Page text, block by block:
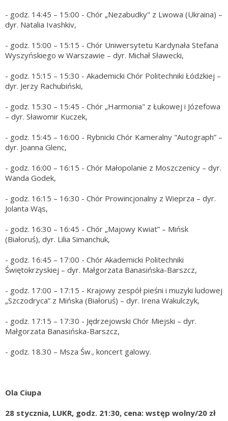
- godz. 14:45 – 15:00 - Chór „Nezabudky" z Lwowa (Ukraina) –
dyr. Natalia Ivashkiv,
- godz. 15:00 – 15:15 - Chór Uniwersytetu Kardynała Stefana
Wyszyńskiego w Warszawie – dyr. Michał Sławecki,
- godz. 15:15 – 15:30 - Akademicki Chór Politechniki Łódzkiej –
dyr. Jerzy Rachubiński,
- godz. 15:30 – 15:45 - Chór „Harmonia" z Łukowej i Józefowa
– dyr. Sławomir Kuczek,
- godz. 15:45 – 16:00 - Rybnicki Chór Kameralny "Autograph” –
dyr. Joanna Glenc,
- godz. 16:00 – 16:15 - Chór Małopolanie z Moszczenicy – dyr.
Wanda Godek,
- godz. 16:15 – 16:30 - Chór Prowincjonalny z Wieprza – dyr.
Jolanta Wąs,
- godz. 16:30 – 16:45 - Chór „Majowy Kwiat” – Mińsk
(Białoruś), dyr. Lilia Simanchuk,
- godz. 16:45 – 17:00 - Chór Akademicki Politechniki
Świętokrzyskiej – dyr. Małgorzata Banasińska-Barszcz,
- godz. 17:00 – 17:15 - Krajowy zespół pieśni i muzyki ludowej
„Szczodryca” z Mińska (Białoruś) – dyr. Irena Wakulczyk,
- godz. 17:15 – 17:30 - Jędrzejowski Chór Miejski – dyr.
Małgorzata Banasińska-Barszcz,
- godz. 18.30 – Msza Św., koncert galowy.
Ola Ciupa
28 stycznia, LUKR, godz. 21:30, cena: wstęp wolny/20 zł